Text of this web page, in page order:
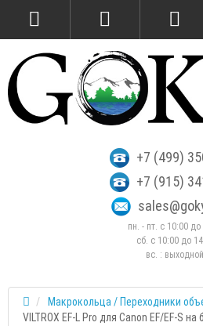
+7 (499)
+7 (915)
пн. - пт. с 10:00 до
сб. c 10:00 до
вс. : выходной.
Макрокольца / Переходники
VILTROX EF-L Pro для Canon EF/EF-S